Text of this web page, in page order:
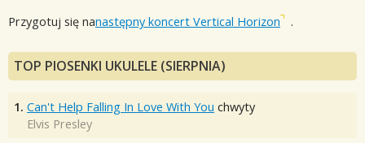
Przygotuj się nanastępny koncert Vertical Horizon .
TOP PIOSENKI UKULELE (SIERPNIA)
1. Can't Help Falling In Love With You chwyty
Elvis Presley